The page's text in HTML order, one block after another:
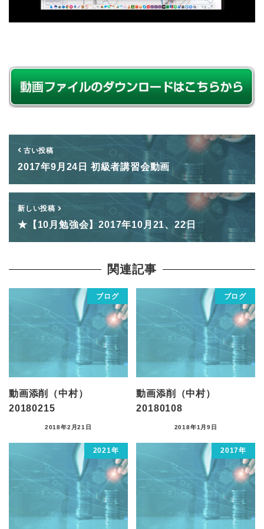
古い投稿
2017年9月24日 初級者講習会動画
新しい投稿
★【10月勉強会】2017年10月21、22日
関連記事
ブログ
動画添削（中村）
20180215
2018年2月21日
ブログ
動画添削（中村）
20180108
2018年1月9日
2021年 2017年